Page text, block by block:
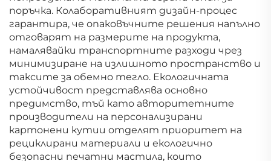
поръчка. Колаборативният дизайн-процес
гарантира, че опаковъчните решения напълно
отговарят на размерите на продукта,
намалявайки транспортните разходи чрез
минимизиране на излишното пространство и
таксите за обемно тегло. Екологичната
устойчивост представлява основно
предимство, тъй като авторитетните
производители на персонализирани
картонени кутии отделят приоритет на
рециклирани материали и екологично
безопасни печатни мастила, които